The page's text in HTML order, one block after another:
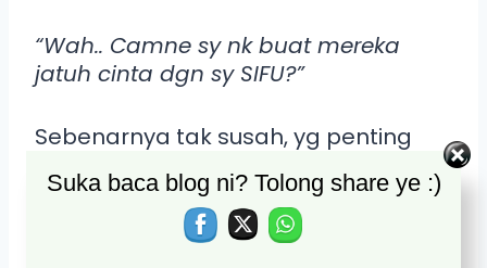
“Wah.. Camne sy nk buat mereka
jatuh cinta dgn sy SIFU?”
Sebenarnya tak susah, yg penting
mudah untuk anda PIKAT hati
Suka baca blog ni? Tolong share ye :)